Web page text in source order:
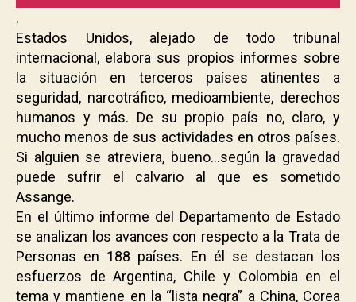
.
Estados Unidos, alejado de todo tribunal
internacional, elabora sus propios informes sobre
la situación en terceros países atinentes a
seguridad, narcotráfico, medioambiente, derechos
humanos y más. De su propio país no, claro, y
mucho menos de sus actividades en otros países.
Si alguien se atreviera, bueno…según la gravedad
puede sufrir el calvario al que es sometido
Assange.
En el último informe del Departamento de Estado
se analizan los avances con respecto a la Trata de
Personas en 188 países. En él se destacan los
esfuerzos de Argentina, Chile y Colombia en el
tema y mantiene en la “lista negra” a China, Corea